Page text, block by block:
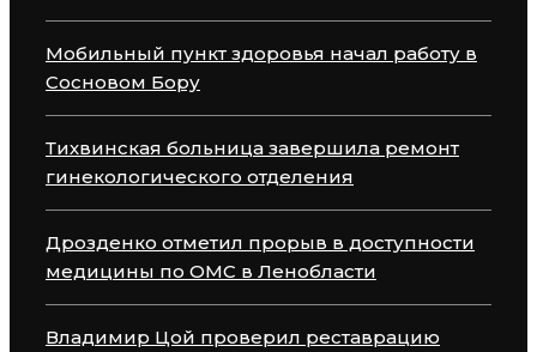
Мобильный пункт здоровья начал работу в
Сосновом Бору
Тихвинская больница завершила ремонт
гинекологического отделения
Дрозденко отметил прорыв в доступности
медицины по ОМС в Ленобласти
Владимир Цой проверил реставрацию